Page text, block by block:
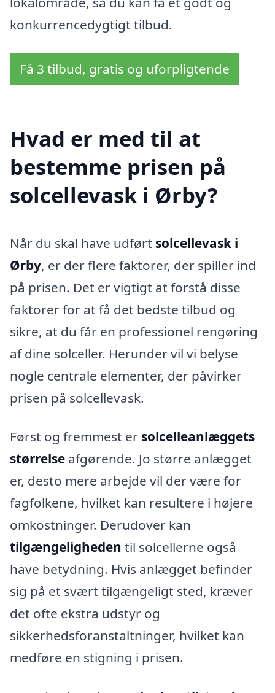
konkurrencedygtigt tilbud.
Få 3 tilbud, gratis og uforpligtende
Hvad er med til at
bestemme prisen på
solcellevask i Ørby?
Når du skal have udført solcellevask i
Ørby, er der flere faktorer, der spiller ind
på prisen. Det er vigtigt at forstå disse
faktorer for at få det bedste tilbud og
sikre, at du får en professionel rengøring
af dine solceller. Herunder vil vi belyse
nogle centrale elementer, der påvirker
prisen på solcellevask.
Først og fremmest er solcelleanlæggets
størrelse afgørende. Jo større anlægget
er, desto mere arbejde vil der være for
fagfolkene, hvilket kan resultere i højere
omkostninger. Derudover kan
tilgængeligheden til solcellerne også
have betydning. Hvis anlægget befinder
sig på et svært tilgængeligt sted, kræver
det ofte ekstra udstyr og
sikkerhedsforanstaltninger, hvilket kan
medføre en stigning i prisen.